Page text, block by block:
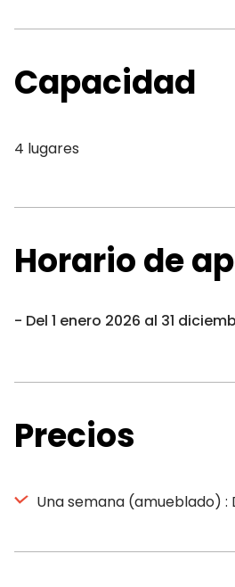
Capacidad
4 lugares
Horario de
Del 1 enero 2026 al 31
Precios
Una semana (amueblado)